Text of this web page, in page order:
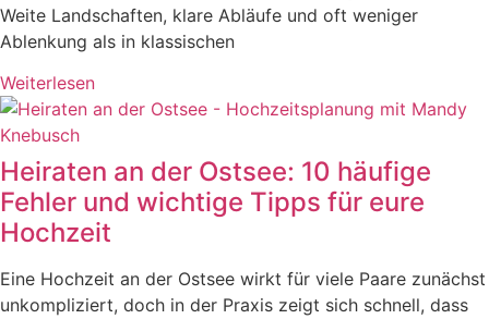
Weite Landschaften, klare Abläufe und oft weniger
Ablenkung als in klassischen
Weiterlesen
Heiraten an der Ostsee: 10 häufige
Fehler und wichtige Tipps für eure
Hochzeit
Eine Hochzeit an der Ostsee wirkt für viele Paare zunächst
unkompliziert, doch in der Praxis zeigt sich schnell, dass